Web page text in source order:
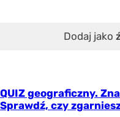
Dodaj jako
QUIZ geograficzny.
Sprawdź, czy